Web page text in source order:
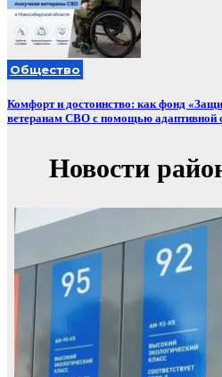
Общество
Комфорт и достоинство: как фонд
ветеранам СВО с помощью адаптивной